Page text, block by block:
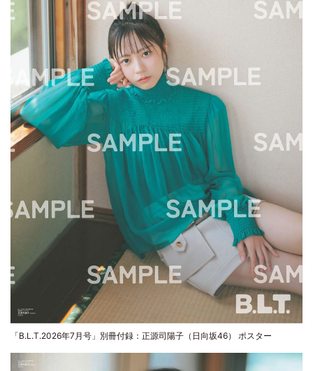
「B.L.T.2026年7月号」別冊付録：正源司陽子（日向坂46） ポスター